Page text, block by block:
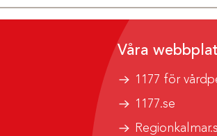
Våra
1177 för
1177.se